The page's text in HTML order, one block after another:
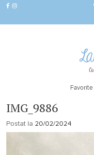
Favorite
IMG_9886
Postat la 20/02/2024